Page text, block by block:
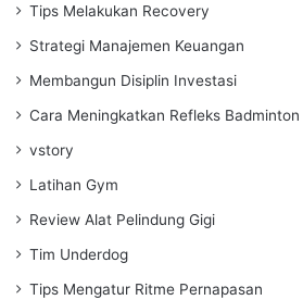
Tips Melakukan Recovery
Strategi Manajemen Keuangan
Membangun Disiplin Investasi
Cara Meningkatkan Refleks Badminton
vstory
Latihan Gym
Review Alat Pelindung Gigi
Tim Underdog
Tips Mengatur Ritme Pernapasan